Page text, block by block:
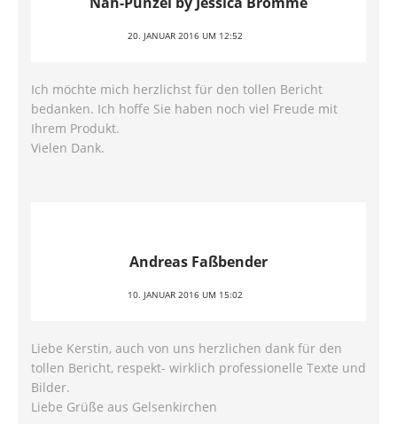
20. JANUAR 2016 UM 12:52
Ich möchte mich herzlichst für den tollen Bericht
bedanken. Ich hoffe Sie haben noch viel Freude mit
Ihrem Produkt.
Vielen Dank.
Andreas Faßbender
10. JANUAR 2016 UM 15:02
Liebe Kerstin, auch von uns herzlichen dank für den
tollen Bericht, respekt- wirklich professionelle Texte und
Bilder.
Liebe Grüße aus Gelsenkirchen